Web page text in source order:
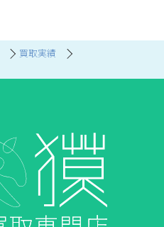
買取実績